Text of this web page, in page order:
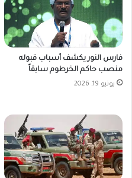
فارس النور يكشف أسباب قبوله
منصب حاكم الخرطوم سابقاً
يونيو 19, 2026